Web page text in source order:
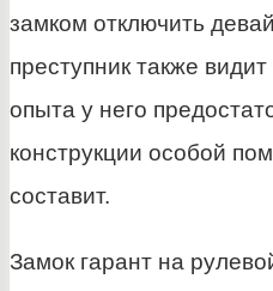
замком отключить
преступник также
опыта у него
конструкции особой
составит.
Замок гарант на